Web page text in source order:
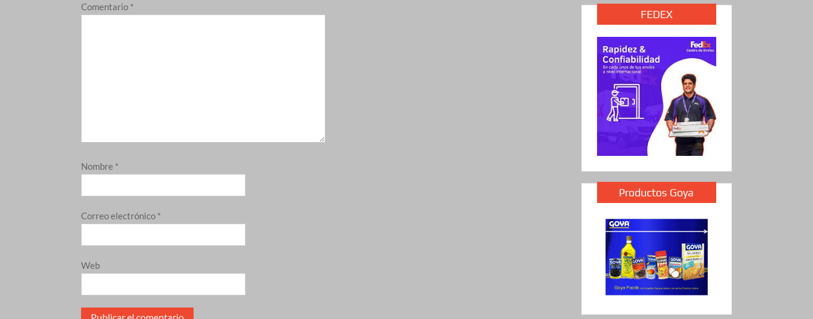
Comentario *
Nombre *
Correo electrónico *
Web
FEDEX
Productos Goya